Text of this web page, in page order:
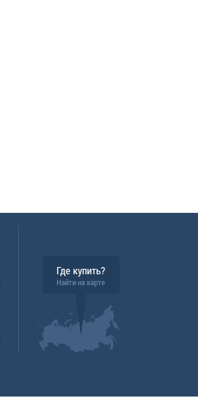
Где купить?
Найти на карте